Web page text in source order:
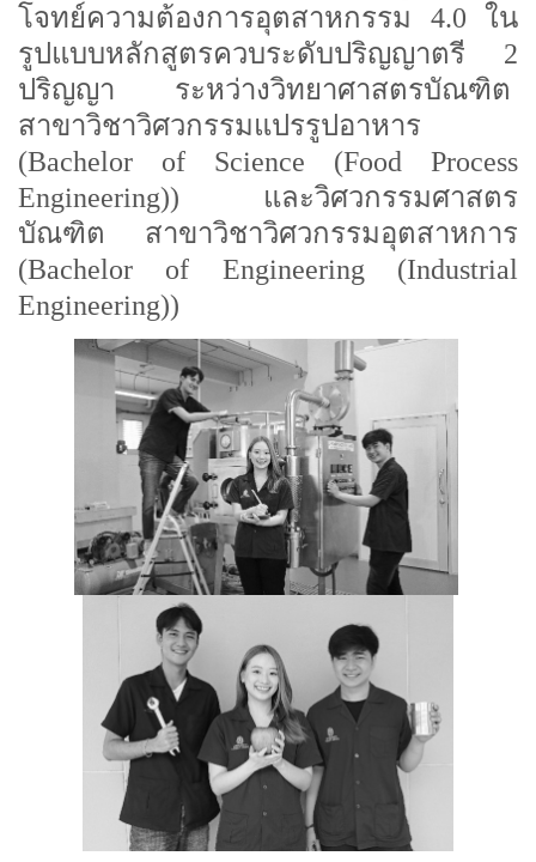
โจทย์ความต้องการอุตสาหกรรม 4.0 ใน
รูปแบบหลักสูตรควบระดับปริญญาตรี 2
ปริญญา ระหว่างวิทยาศาสตรบัณฑิต
สาขาวิชาวิศวกรรมแปรรูปอาหาร
(Bachelor of Science (Food Process
Engineering)) และวิศวกรรมศาสตร
บัณฑิต สาขาวิชาวิศวกรรมอุตสาหการ
(Bachelor of Engineering (Industrial
Engineering))